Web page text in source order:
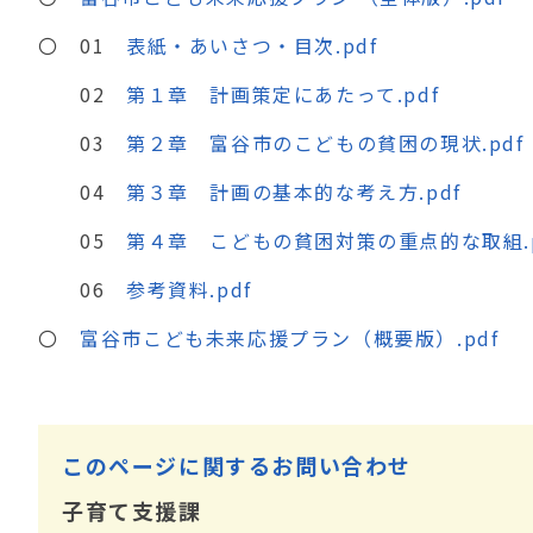
〇 01 表紙・あいさつ・目次.pdf
02 第１章 計画策定にあたって.pdf
03 第２章 富谷市のこどもの貧困の現状.pdf
04 第３章 計画の基本的な考え方.pdf
05 第４章 こどもの貧困対策の重点的な取
06 参考資料.pdf
〇 富谷市こども未来応援プラン（概要版）.pdf
このページに関するお問い合わせ
子育て支援課